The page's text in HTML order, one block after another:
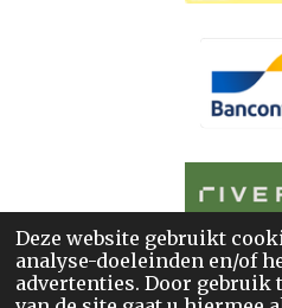
Deze website gebruikt
analyse-doeleinden en/of
advertenties. Door gebruik
© 2025De BoekWandelaar
*Sitemap *Privacyverklaring*